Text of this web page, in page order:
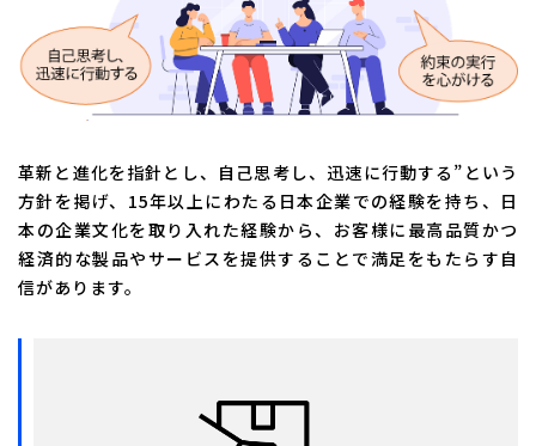
革新と進化を指針とし、自己思考し、迅速に行動する”という
方針を掲げ、15年以上にわたる日本企業での経験を持ち、日
本の企業文化を取り入れた経験から、お客様に最高品質かつ
経済的な製品やサービスを提供することで満足をもたらす自
信があります。